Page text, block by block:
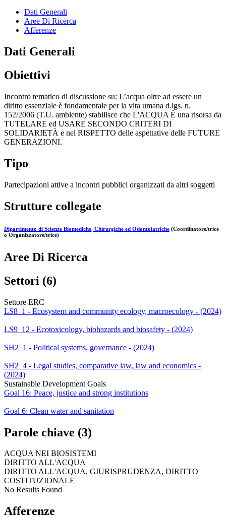
Dati Generali
Aree Di Ricerca
Afferenze
Dati Generali
Obiettivi
Incontro tematico di discussione su: L’acqua oltre ad essere un
diritto essenziale è fondamentale per la vita umana d.lgs. n.
152/2006 (T.U. ambiente) stabilisce che L'ACQUA È una risorsa da
TUTELARE ed USARE SECONDO CRITERI DI
SOLIDARIETÀ e nel RISPETTO delle aspettative delle FUTURE
GENERAZIONI.
Tipo
Partecipazioni attive a incontri pubblici organizzati da altri soggetti
Strutture collegate
Dipartimento di Scienze Biomediche, Chirurgiche ed Odontoiatriche (Coordinatore/trice
o Organizzatore/trice)
Aree Di Ricerca
Settori (6)
Settore ERC
LS8_1 - Ecosystem and community ecology, macroecology - (2024)
LS9_12 - Ecotoxicology, biohazards and biosafety - (2024)
SH2_1 - Political systems, governance - (2024)
SH2_4 - Legal studies, comparative law, law and economics -
(2024)
Sustainable Development Goals
Goal 16: Peace, justice and strong institutions
Goal 6: Clean water and sanitation
Parole chiave (3)
ACQUA NEI BIOSISTEMI
DIRITTO ALL'ACQUA
DIRITTO ALL'ACQUA, GIURISPRUDENZA, DIRITTO
COSTITUZIONALE
No Results Found
Afferenze